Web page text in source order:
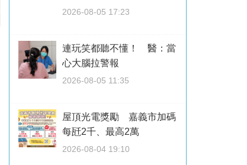
2026-08-05 17:23
連玩笑都聽不懂！ 醫：當
心大腦拉警報
2026-08-05 11:35
屋頂光電獎勵 嘉義市加碼
每瓩2千、最高2萬
2026-08-04 19:10